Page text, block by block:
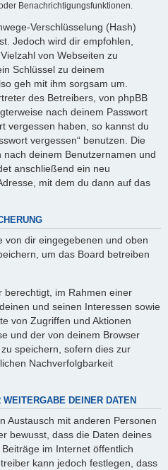
Benachrichtigungsfunktionen.
Verschlüsselung (Hash)
Jedoch wird dir empfohlen,
von Webseiten zu
Schlüssel zu deinem
geh mit ihm sorgsam um.
des Betreibers, von phpBB
nach deinem Passwort
vergessen haben, so kannst du
vergessen“ benutzen. Die
deinem Benutzernamen und
anschließend ein neu
mit dem du dann auf das
von dir eingegebenen und oben
um das Board betreiben
berechtigt, im Rahmen einer
und seinen Interessen sowie
von Zugriffen und Aktionen
und der von deinem Browser
speichern, sofern dies zur
Nachverfolgbarkeit
DEINER DATEN
Austausch mit anderen Personen
bewusst, dass die Daten deines
im Internet öffentlich
kann jedoch festlegen, dass